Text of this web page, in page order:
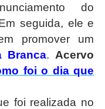
do
seguida, ele e
promover um
Branca. Acervo
foi o dia que
foi realizada no